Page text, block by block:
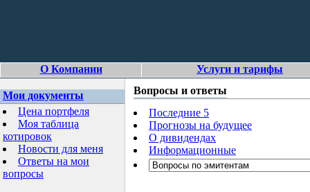
О Компании Услуги и тарифы
Мои документы
Цена портфеля
Моя таблица
котировок
Новости для меня
Ответы на мои
вопросы
Вопросы и ответы
Последние 5
Прогнозы на будущее
О дивидендах
Информационные